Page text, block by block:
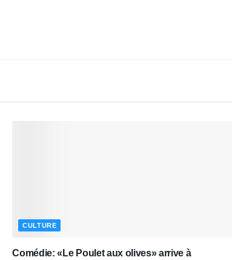
CULTURE
Comédie: «Le Poulet aux olives» arrive à